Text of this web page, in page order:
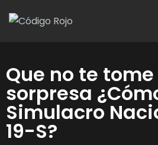
Que no te
sorpresa
Simulacro
19-S?